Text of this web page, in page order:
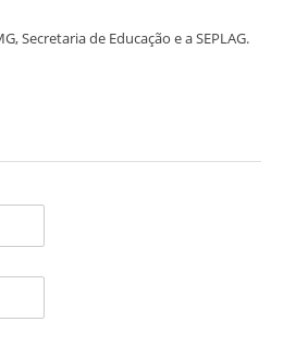
Secretaria de Educação e a SEPLAG.